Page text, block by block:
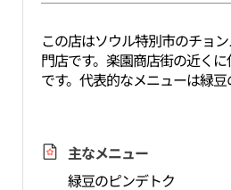
この店はソウル特別市のチョ
門店です。楽園商店街の近く
です。代表的なメニューは緑豆
主なメニュー
緑豆のピンデトク